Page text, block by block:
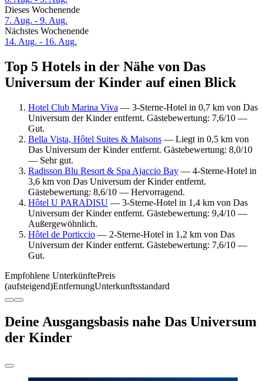
Dieses Wochenende
7. Aug. - 9. Aug.
Nächstes Wochenende
14. Aug. - 16. Aug.
Top 5 Hotels in der Nähe von Das
Universum der Kinder auf einen Blick
Hotel Club Marina Viva — 3-Sterne-Hotel in 0,7 km von Das
Universum der Kinder entfernt. Gästebewertung: 7,6/10 —
Gut.
Bella Vista, Hôtel Suites & Maisons — Liegt in 0,5 km von
Das Universum der Kinder entfernt. Gästebewertung: 8,0/10
— Sehr gut.
Radisson Blu Resort & Spa Ajaccio Bay — 4-Sterne-Hotel in
3,6 km von Das Universum der Kinder entfernt.
Gästebewertung: 8,6/10 — Hervorragend.
Hôtel U PARADISU — 3-Sterne-Hotel in 1,4 km von Das
Universum der Kinder entfernt. Gästebewertung: 9,4/10 —
Außergewöhnlich.
Hôtel de Porticcio — 2-Sterne-Hotel in 1,2 km von Das
Universum der Kinder entfernt. Gästebewertung: 7,6/10 —
Gut.
Empfohlene UnterkünftePreis
(aufsteigend)EntfernungUnterkunftsstandard
Deine Ausgangsbasis nahe Das Universum
der Kinder